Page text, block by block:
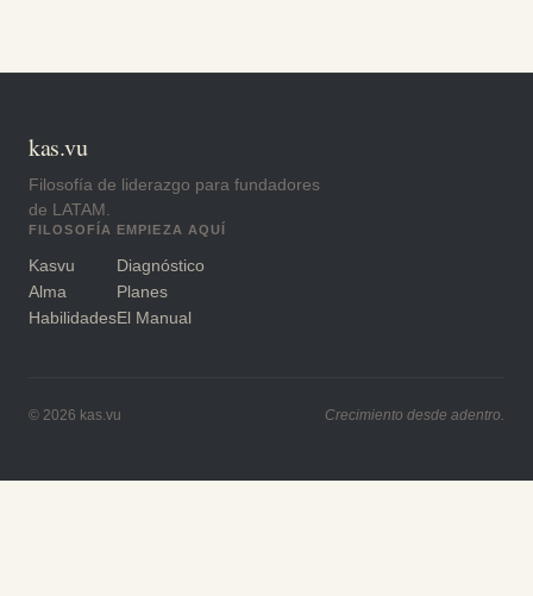
kas.vu
Filosofía de liderazgo para fundadores
de LATAM.
FILOSOFÍA
Kasvu
Alma
Habilidades
EMPIEZA AQUÍ
Diagnóstico
Planes
El Manual
© 2026 kas.vu Crecimiento desde adentro.